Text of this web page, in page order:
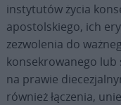
instytutów życia
apostolskiego, ich
zezwolenia do
konsekrowanego lub
na prawie
również łączenia,